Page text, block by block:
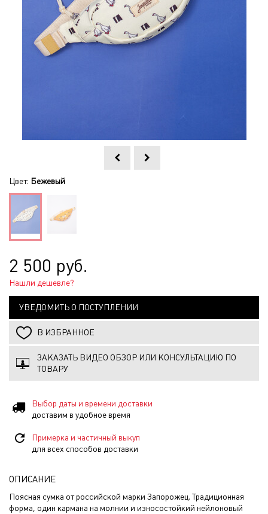
Цвет: Бежевый
2 500 руб.
Нашли дешевле?
УВЕДОМИТЬ О ПОСТУПЛЕНИИ
В ИЗБРАННОЕ
ЗАКАЗАТЬ ВИДЕО ОБЗОР ИЛИ КОНСУЛЬТАЦИЮ ПО
ТОВАРУ
Выбор даты и времени доставки
доставим в удобное время
Примерка и частичный выкуп
для всех способов доставки
ОПИСАНИЕ
Поясная сумка от российской марки Запорожец. Традиционная
форма, один кармана на молнии и износостойкий нейлоновый